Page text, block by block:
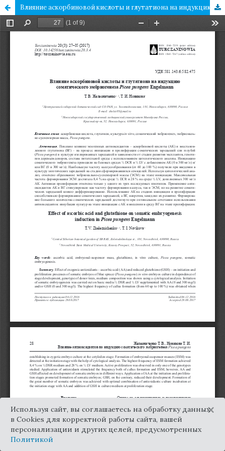
Влияние аскорбиновой кислоты и глутатиона на индукцию соматического эмбриогенеза Picea pungens Engelmann
Используя сайт, вы соглашаетесь на обработку данных
в Cookies для корректной работы сайта, вашей
персонализации и других целей, предусмотренных
Политикой
×